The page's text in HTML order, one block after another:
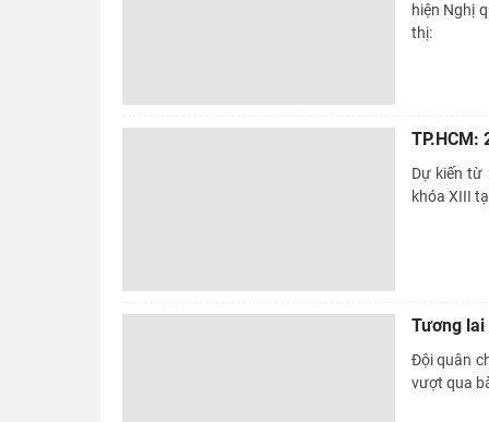
hiện Nghị
thị:
TP.HCM:
Dự kiến từ
khóa XIII
Tương lai
Đội quân
vượt qua